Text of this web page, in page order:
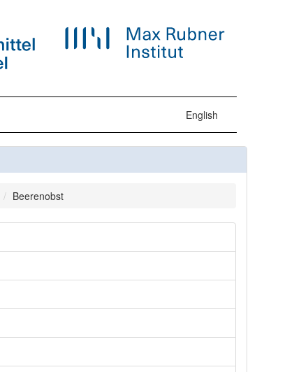
English
Beerenobst